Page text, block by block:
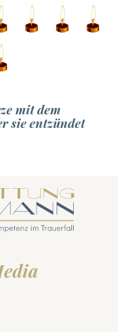
mit dem
sie entzündet